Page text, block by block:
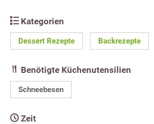
Kategorien
Dessert Rezepte Backrezepte
Benötigte Küchenutensilien
Schneebesen
Zeit